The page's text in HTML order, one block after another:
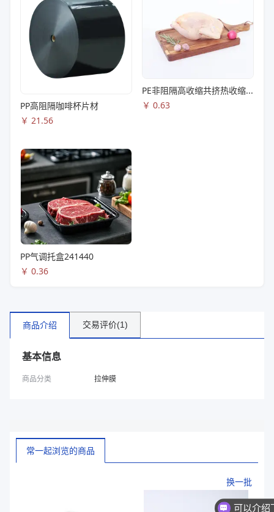
PP高阻隔咖啡杯片材
￥ 21.56
PE非阻隔高收缩共挤热收缩膜S83
￥ 0.63
PP气调托盒241440
￥ 0.36
商品介绍 交易评价(1)
基本信息
商品分类 拉伸膜
常一起浏览的商品
换一批